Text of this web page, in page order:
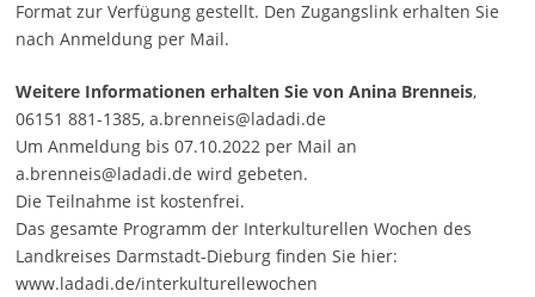
Format zur Verfügung gestellt. Den Zugangslink erhalten Sie
nach Anmeldung per Mail.
Weitere Informationen erhalten Sie von Anina Brenneis,
06151 881-1385, a.brenneis@ladadi.de
Um Anmeldung bis 07.10.2022 per Mail an
a.brenneis@ladadi.de wird gebeten.
Die Teilnahme ist kostenfrei.
Das gesamte Programm der Interkulturellen Wochen des
Landkreises Darmstadt-Dieburg finden Sie hier:
www.ladadi.de/interkulturellewochen